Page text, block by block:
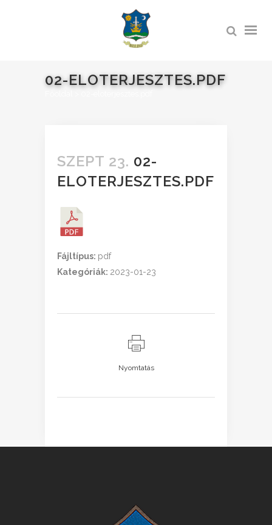
02-ELOTERJESZTES.PDF
SZEPT 23. 02-
ELOTERJESZTES.PDF
Fájltípus: pdf
Kategóriák: 2023-01-23
Nyomtatás